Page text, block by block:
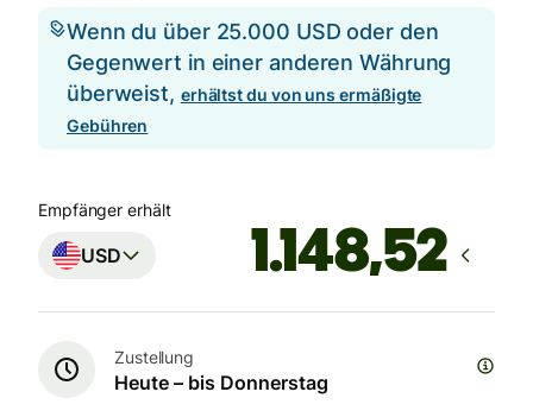
Wenn du über 25.000 USD oder den
Gegenwert in einer anderen Währung
überweist, erhältst du von uns ermäßigte
Gebühren
Empfänger erhält
USD
Zustellung
Heute – bis Donnerstag